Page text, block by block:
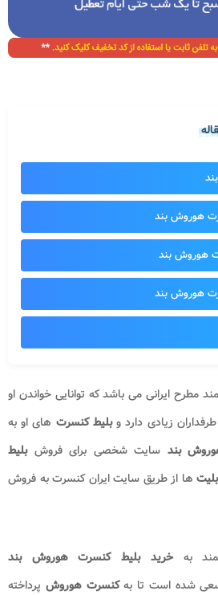
هوروش بند
هوروش بند
هوروش​ بند
مطرح ایرانی می باشد که توانایی خواندن او
زیادی دارد وبلیط کنسرت های او به
بند سایت شخصی برای فروشبلیط
بلیت ها از طریق سایت ایران کنسرت به فروش
بهخرید بلیط کنسرتهوروش ​ بند
شده است تا بهکنسرتهوروش پرداخته